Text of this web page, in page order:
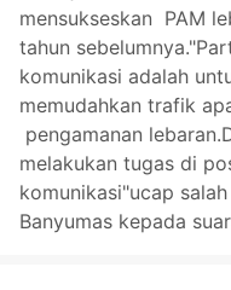
mensukseskan PAM
tahun
komunikasi adalah
memudahkan trafik
pengamanan
melakukan tugas di
komunikasi"ucap
Banyumas kepada